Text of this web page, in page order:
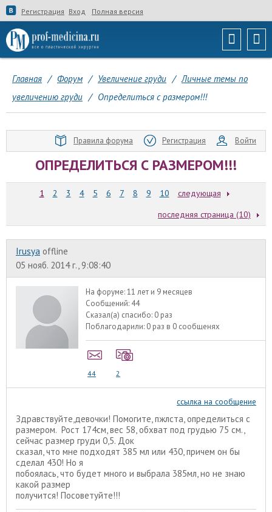
Регистрация Вход Полная версия
Главная / Форум / Увеличение груди / Личные темы по
увеличению груди / Определиться с размером!!!
Правила форума Регистрация Войти
ОПРЕДЕЛИТЬСЯ С РАЗМЕРОМ!!!
1 2 3 4 5 6 7 8 9 10
следующая
последняя страница (10)
Irusya offline
05 нояб. 2014 г., 9:08:40
На форуме:11 лет и 9 месяцев
Сообщений: 44
Сказал(а) спасибо: 0 раз
Поблагодарили: 0 раз в 0 сообщенях
44 2
ссылка на сообщение
Здравствуйте,девочки! Помогите, пжлста, определиться с
размером. Рост 174см, вес 58, обхват под грудью 75 см.,
сейчас размер груди 0,5. Док
сказал, что мне подходят 385 мл или 430, причем он бы
сделал 430! Но я
побоялась, что будет много и выбрала 385мл, но не знаю
какой размер
получится! Посоветуйте!!!